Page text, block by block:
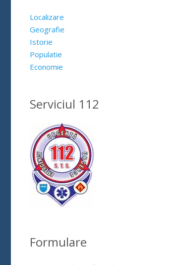
Localizare
Geografie
Istorie
Populatie
Economie
Serviciul 112
Formulare